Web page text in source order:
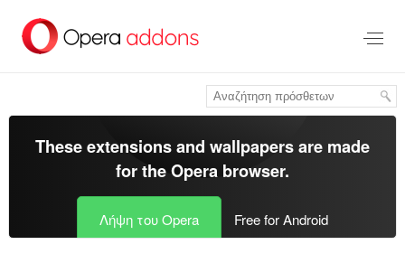
στο
κύριο
These extensions and wallpapers are made
for theOpera browser.
Λήψη του Opera Free for Android